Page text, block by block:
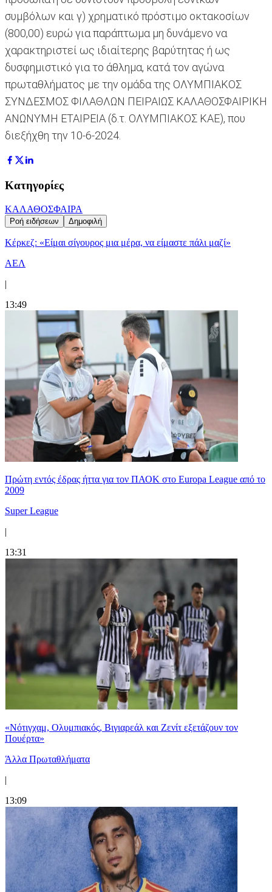
συμβόλων και γ) χρηματικό πρόστιμο οκτακοσίων
(800,00) ευρώ για παράπτωμα μη δυνάμενο να
χαρακτηριστεί ως ιδιαίτερης βαρύτητας ή ως
δυσφημιστικό για το άθλημα, κατά τον αγώνα
πρωταθλήματος με την ομάδα της ΟΛΥΜΠΙΑΚΟΣ
ΣΥΝΔΕΣΜΟΣ ΦΙΛΑΘΛΩΝ ΠΕΙΡΑΙΩΣ ΚΑΛΑΘΟΣΦΑΙΡΙΚΗ
ΑΝΩΝΥΜΗ ΕΤΑΙΡΕΙΑ (δ.τ. ΟΛΥΜΠΙΑΚΟΣ ΚΑΕ), που
διεξήχθη την 10-6-2024.
Κατηγορίες
ΚΑΛΑΘΟΣΦΑΙΡΑ
Ροή ειδήσεων Δημοφιλή
Κέρκεζ: «Είμαι σίγουρος μια μέρα, να είμαστε πάλι μαζί»
ΑΕΛ
|
13:49
Πρώτη εντός έδρας ήττα για τον ΠΑΟΚ στο Europa League από το
2009
Super League
|
13:31
«Νότιγχαμ, Ολυμπιακός, Βιγιαρεάλ και Ζενίτ εξετάζουν τον
Πουέρτα»
Άλλα Πρωταθλήματα
|
13:09